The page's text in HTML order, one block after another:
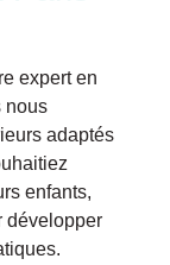
expert en
nous
adaptés
enfants,
développer